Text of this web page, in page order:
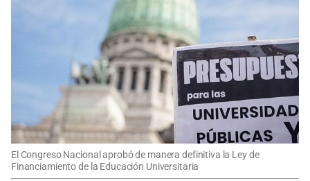
El Congreso Nacional aprobó de manera definitiva la Ley de
Financiamiento de la Educación Universitaria